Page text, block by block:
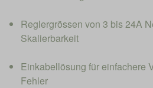
Reglergrössen von 3 bis 24A
Skalierbarkeit
Einkabellösung für einfachere
Fehler